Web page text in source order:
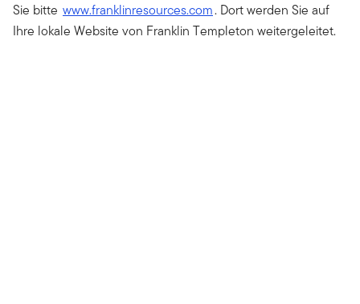
Sie bitte www.franklinresources.com. Dort werden Sie auf
Ihre lokale Website von Franklin Templeton weitergeleitet.